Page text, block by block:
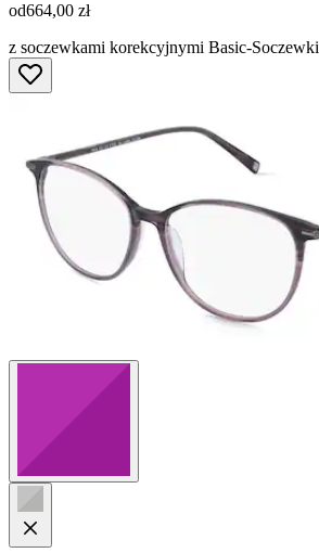
od664,00 zł
z soczewkami korekcyjnymi Basic-Soczewki